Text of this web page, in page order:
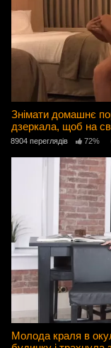
Знімати домашнє
дзеркала, щоб на
8904 переглядів 72%
Молода краля в